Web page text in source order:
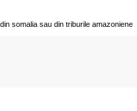
somalia sau din triburile amazoniene